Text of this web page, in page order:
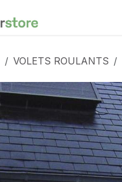
VOLETS ROULANTS